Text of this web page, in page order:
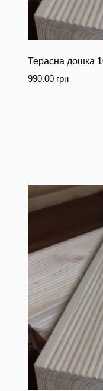
Терасна дошка
990.00 грн